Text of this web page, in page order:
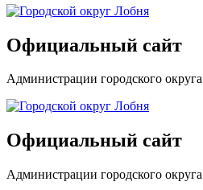
Официальный сайт
Администрации городского
Официальный сайт
Администрации городского